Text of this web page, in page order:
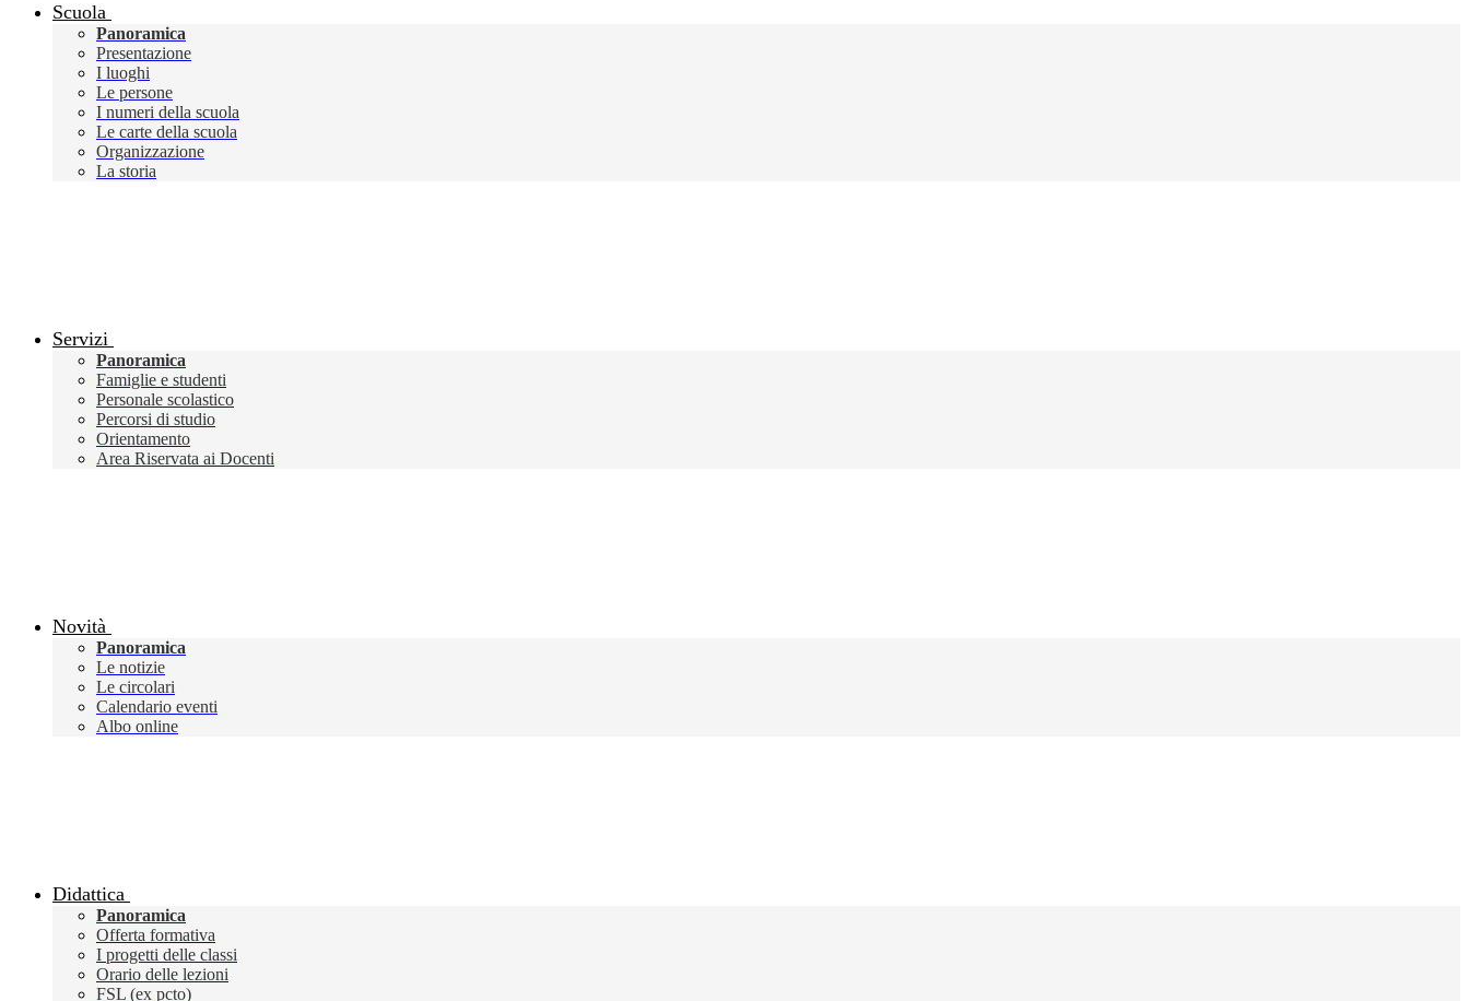
Scuola
Panoramica
Presentazione
I luoghi
Le persone
I numeri della scuola
Le carte della scuola
Organizzazione
La storia
Servizi
Panoramica
Famiglie e studenti
Personale scolastico
Percorsi di studio
Orientamento
Area Riservata ai Docenti
Novità
Panoramica
Le notizie
Le circolari
Calendario eventi
Albo online
Didattica
Panoramica
Offerta formativa
I progetti delle classi
Orario delle lezioni
FSL (ex pcto)